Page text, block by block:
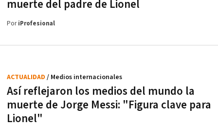
muerte del padre de Lionel
PoriProfesional
Así reflejaron los medios del mundo la
muerte de Jorge Messi: "Figura clave para
Lionel"
ACTUALIDAD / Medios internacionales